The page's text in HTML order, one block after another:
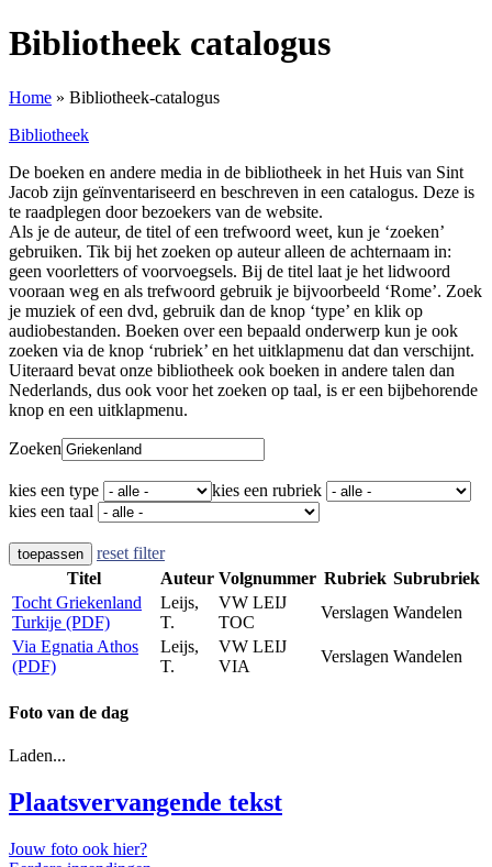
Bibliotheek catalogus
Home » Bibliotheek-catalogus
Bibliotheek
De boeken en andere media in de bibliotheek in het Huis van Sint
Jacob zijn geïnventariseerd en beschreven in een catalogus. Deze is
te raadplegen door bezoekers van de website.
Als je de auteur, de titel of een trefwoord weet, kun je ‘zoeken’
gebruiken. Tik bij het zoeken op auteur alleen de achternaam in:
geen voorletters of voorvoegsels. Bij de titel laat je het lidwoord
vooraan weg en als trefwoord gebruik je bijvoorbeeld ‘Rome’. Zoek
je muziek of een dvd, gebruik dan de knop ‘type’ en klik op
audiobestanden. Boeken over een bepaald onderwerp kun je ook
zoeken via de knop ‘rubriek’ en het uitklapmenu dat dan verschijnt.
Uiteraard bevat onze bibliotheek ook boeken in andere talen dan
Nederlands, dus ook voor het zoeken op taal, is er een bijbehorende
knop en een uitklapmenu.
Zoeken
kies een type
kies een rubriek
kies een taal
toepassen
reset filter
Titel
Auteur Volgnummer Rubriek Subrubriek
Tocht Griekenland
Turkije (PDF)
Leijs,
T.
VW LEIJ
TOC
Verslagen Wandelen
Via Egnatia Athos
(PDF)
Leijs,
T.
VW LEIJ
VIA
Verslagen Wandelen
Foto van de dag
Laden...
Plaatsvervangende tekst
Jouw foto ook hier?